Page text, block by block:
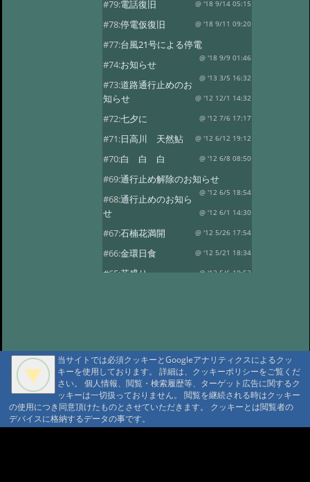
#79:電話復旧 @ '18 9/14 05:15
#78:停電仮復旧 @ '18 9/11 09:20
#77:台風21号による停電
@ '18 9/9 01:46
#74:お知らせ
@ '13 3/5 16:32
#73:道路通行止めのお
知らせ
@ '12 12/1 14:32
#72:七夕に @ '12 7/6 17:17
#71:日高川 天然鮎 @ '12 6/12 19:12
#70:白 白 白 @ '12 6/8 08:50
#69:通行止め解除のお知らせ
@ '12 6/5 18:54
#68:通行止めのお知ら
せ
@ '12 6/1 14:30
#67:石楠花満開 @ '12 5/26 17:54
#66:金環日食 @ '12 5/21 18:34
#65:花盛り @ '12 5/6 19:52
#61:龍神温泉の観燈祭 @ '12 3/27 19:46
#60:春一番？ @ '12 3/24 18:38
#59:寒の戻り @ '12 3/13 18:41
#58:春を探して… @ '12 3/3 15:24
当サイトでは必須クッキーとGoogleアナリティクスによるクッ
キーを使用しております。 詳細は、クッキーポリシーをご覧くだ
さい。 個人情報、閲覧・検索履歴等、ターゲット広告に関するク
ッキーは一切扱っておりません。 閲覧を継続される時はクッキー
の使用につき同意頂けたものとさせていただきます。 クッキーとは閲覧者の
デバイスに格納するデータの事です。